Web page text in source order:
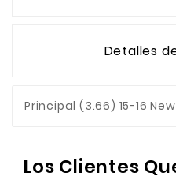
Detalles
Principal (3.66) 15-16
Los Clientes